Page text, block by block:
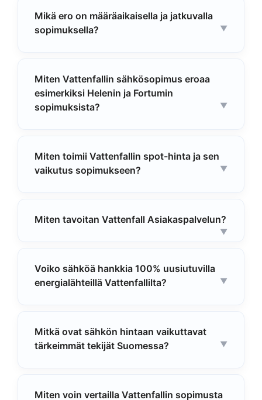
Mikä ero on määräaikaisella ja jatkuvalla
sopimuksella?
Miten Vattenfallin sähkösopimus eroaa
esimerkiksi Helenin ja Fortumin
sopimuksista?
Miten toimii Vattenfallin spot-hinta ja sen
vaikutus sopimukseen?
Miten tavoitan Vattenfall Asiakaspalvelun?
Voiko sähköä hankkia 100% uusiutuvilla
energialähteillä Vattenfallilta?
Mitkä ovat sähkön hintaan vaikuttavat
tärkeimmät tekijät Suomessa?
Miten voin vertailla Vattenfallin sopimusta